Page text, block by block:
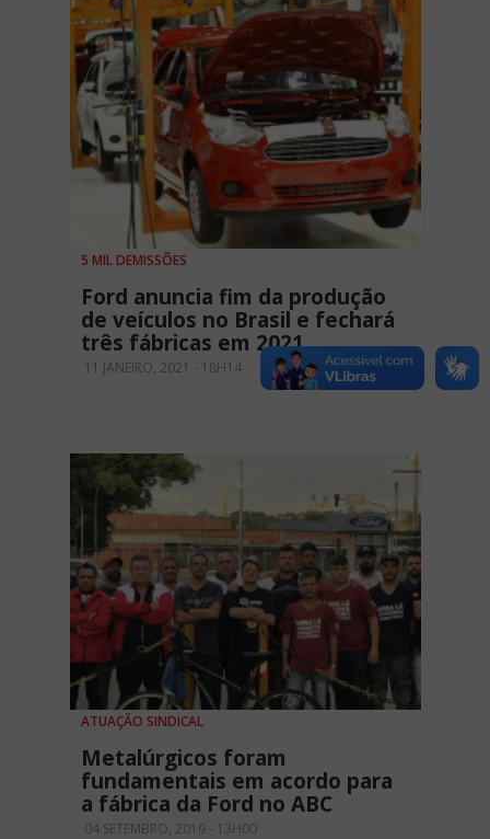
5 MIL DEMISSÕES
Ford anuncia fim da produção
de veículos no Brasil e fechará
três fábricas em 2021
11 JANEIRO, 2021 - 18H14
ATUAÇÃO SINDICAL
Metalúrgicos foram
fundamentais em acordo para
a fábrica da Ford no ABC
04 SETEMBRO, 2019 - 13H00